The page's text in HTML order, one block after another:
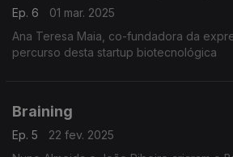
Ep. 6
01 mar. 2025
Ana Teresa Maia, co-fundadora da
percurso desta startup biotecnológica
Braining
Ep. 5
22 fev. 2025